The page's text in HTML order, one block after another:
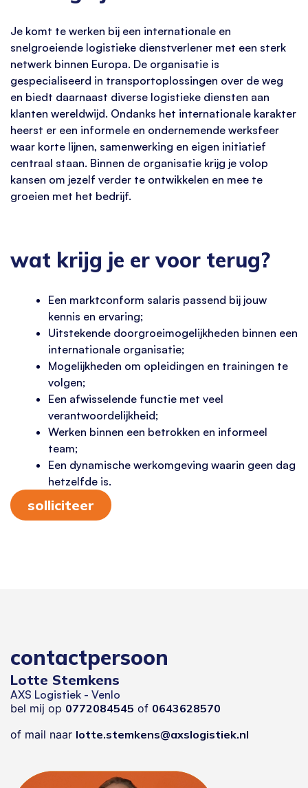
Je komt te werken bij een internationale en
snelgroeiende logistieke dienstverlener met een sterk
netwerk binnen Europa. De organisatie is
gespecialiseerd in transportoplossingen over de weg
en biedt daarnaast diverse logistieke diensten aan
klanten wereldwijd. Ondanks het internationale karakter
heerst er een informele en ondernemende werksfeer
waar korte lijnen, samenwerking en eigen initiatief
centraal staan. Binnen de organisatie krijg je volop
kansen om jezelf verder te ontwikkelen en mee te
groeien met het bedrijf.
wat krijg je er voor terug?
Een marktconform salaris passend bij jouw
kennis en ervaring;
Uitstekende doorgroeimogelijkheden binnen een
internationale organisatie;
Mogelijkheden om opleidingen en trainingen te
volgen;
Een afwisselende functie met veel
verantwoordelijkheid;
Werken binnen een betrokken en informeel
team;
Een dynamische werkomgeving waarin geen dag
hetzelfde is.
solliciteer
contactpersoon
Lotte Stemkens
AXS Logistiek - Venlo
bel mij op 0772084545 of 0643628570
of mail naar lotte.stemkens@axslogistiek.nl